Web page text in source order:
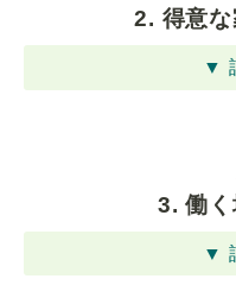
2. 得意
▼
3. 働
▼